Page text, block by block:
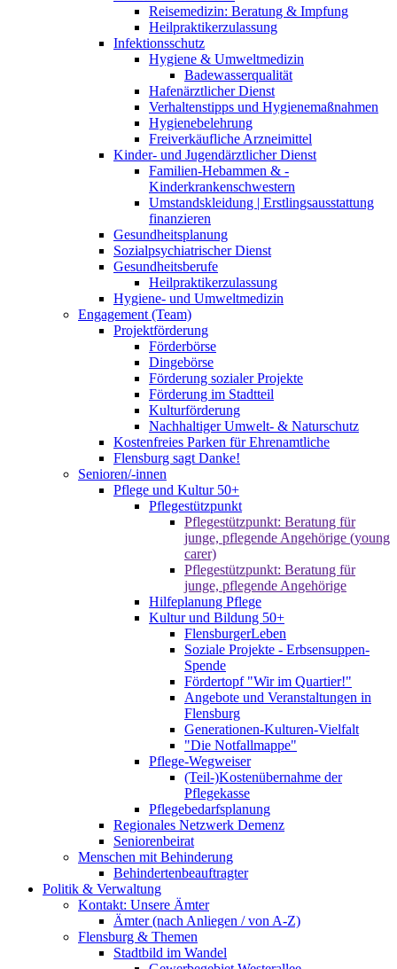
Reisemedizin: Beratung & Impfung
Heilpraktikerzulassung
Infektionsschutz
Hygiene & Umweltmedizin
Badewasserqualität
Hafenärztlicher Dienst
Verhaltenstipps und Hygienemaßnahmen
Hygienebelehrung
Freiverkäufliche Arzneimittel
Kinder- und Jugendärztlicher Dienst
Familien-Hebammen & -
Kinderkrankenschwestern
Umstandskleidung | Erstlingsausstattung
finanzieren
Gesundheitsplanung
Sozialpsychiatrischer Dienst
Gesundheitsberufe
Heilpraktikerzulassung
Hygiene- und Umweltmedizin
Engagement (Team)
Projektförderung
Förderbörse
Dingebörse
Förderung sozialer Projekte
Förderung im Stadtteil
Kulturförderung
Nachhaltiger Umwelt- & Naturschutz
Kostenfreies Parken für Ehrenamtliche
Flensburg sagt Danke!
Senioren/-innen
Pflege und Kultur 50+
Pflegestützpunkt
Pflegestützpunkt: Beratung für
junge, pflegende Angehörige (young
carer)
Pflegestützpunkt: Beratung für
junge, pflegende Angehörige
Hilfeplanung Pflege
Kultur und Bildung 50+
FlensburgerLeben
Soziale Projekte - Erbsensuppen-
Spende
Fördertopf "Wir im Quartier!"
Angebote und Veranstaltungen in
Flensburg
Generationen-Kulturen-Vielfalt
"Die Notfallmappe"
Pflege-Wegweiser
(Teil-)Kostenübernahme der
Pflegekasse
Pflegebedarfsplanung
Regionales Netzwerk Demenz
Seniorenbeirat
Menschen mit Behinderung
Behindertenbeauftragter
Politik & Verwaltung
Kontakt: Unsere Ämter
Ämter (nach Anliegen / von A-Z)
Flensburg & Themen
Stadtbild im Wandel